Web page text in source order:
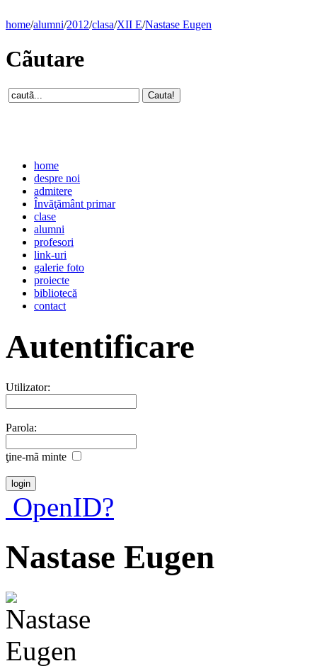
home/alumni/2012/clasa/XII E/Nastase Eugen
Cãutare
home
despre noi
admitere
Învăţământ primar
clase
alumni
profesori
link-uri
galerie foto
proiecte
bibliotecă
contact
Autentificare
Utilizator:
Parola:
ţine-mã minte
OpenID?
Nastase Eugen